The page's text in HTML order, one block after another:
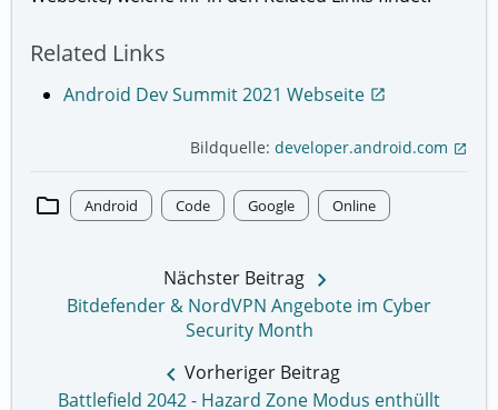
Related Links
Android Dev Summit 2021 Webseite open_in_new
Bildquelle: developer.android.com open_in_new
folder Android Code Google Online
keyboard_arrow_left Vorheriger Beitrag
Battlefield 2042 - Hazard Zone Modus enthüllt
Nächster Beitrag keyboard_arrow_right
Bitdefender & NordVPN Angebote im Cyber
Security Month